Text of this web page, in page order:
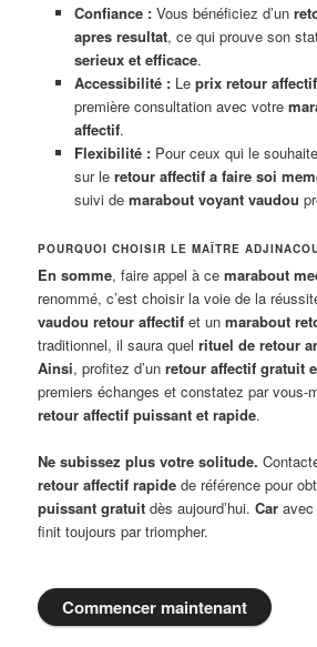
Confiance :Vous bénéficiez d’un
apres resultat, ce qui prouve son
serieux et efficace.
Accessibilité :Le prix retour affectif
première consultation avec votre
affectif.
Flexibilité :Pour ceux qui le
sur le retour affectif a faire soi
suivi de marabout voyant vaudou
POURQUOI CHOISIR LE MAÎTRE
En somme, faire appel à cemarabout
renommé, c’est choisir la voie de la
vaudou retour affectif et unmarabout
traditionnel, il saura quelrituel de retour
Ainsi, profitez d’unretour affectif gratuit
premiers échanges et constatez par vous-
retour affectif puissant et rapide.
Ne subissez plus votre solitude.
retour affectif rapide de référence pour
puissant gratuit dès aujourd’hui.Car avec
finit toujours par triompher.
Commencer maintenant